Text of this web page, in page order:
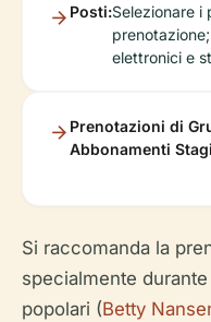
Posti:Selezionare i
elettronici e
Prenotazioni di
Abbonamenti
Si raccomanda la
specialmente
popolari (Betty